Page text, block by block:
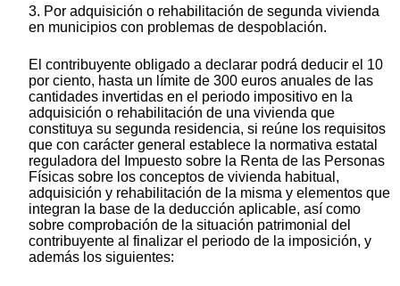
3. Por adquisición o rehabilitación de segunda vivienda
en municipios con problemas de despoblación.
El contribuyente obligado a declarar podrá deducir el 10
por ciento, hasta un límite de 300 euros anuales de las
cantidades invertidas en el periodo impositivo en la
adquisición o rehabilitación de una vivienda que
constituya su segunda residencia, si reúne los requisitos
que con carácter general establece la normativa estatal
reguladora del Impuesto sobre la Renta de las Personas
Físicas sobre los conceptos de vivienda habitual,
adquisición y rehabilitación de la misma y elementos que
integran la base de la deducción aplicable, así como
sobre comprobación de la situación patrimonial del
contribuyente al finalizar el periodo de la imposición, y
además los siguientes: